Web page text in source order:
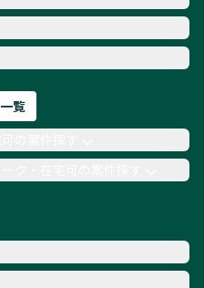
Ruby
AWS
覧
ク・在宅可の案件探す